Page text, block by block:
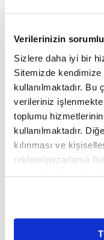
Verilerinizin sorumlu
Sizlere daha iyi bir
Sitemizde
kullanılmaktadır. Bu
verileriniz
toplumu
kullanılmaktadır.
kılınması ve
reklam/pazarlama
sınırlı olarak açık
belirleyebilirsiniz.
Ayarlar butonuna
Metnimizi ziyaret
Fikriyat'ı